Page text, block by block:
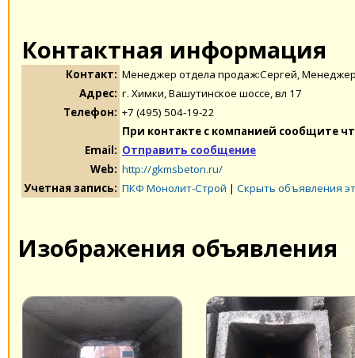
Контактная информация
Контакт: Менеджер отдела продаж:Сергей,
Адрес: г. Химки, Вашутинское шоссе, вл 17
Телефон: +7 (495) 504-19-22
При контакте с компанией сообщите
Email: Отправить сообщение
Web: http://gkmsbeton.ru/
Учетная запись: ПКФ Монолит-Строй | Скрыть объявления
Изображения объявления